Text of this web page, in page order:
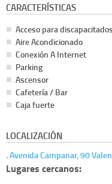
CARACTERÍSTICAS
Acceso para discapacitados
Aire Acondicionado
Conexión A Internet
Parking
Ascensor
Cafetería / Bar
Caja fuerte
LOCALIZACIÓN
. Avenida Campanar, 90
Lugares cercanos: